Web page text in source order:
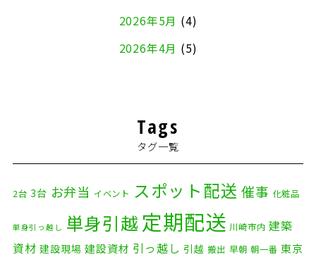
2026年5月 (4)
2026年4月 (5)
2026年1月
2025年11月(4)
2025年10月(9)
2025年9月
Tags
タグ一覧
2台 3台 お弁当 イベント スポット配送 催事 化粧品
単身引っ越し 単身引越 定期配送 川崎市内 建築
資材 建設現場 建設資材 引っ越し 引越 搬出 早朝 朝一番 東京